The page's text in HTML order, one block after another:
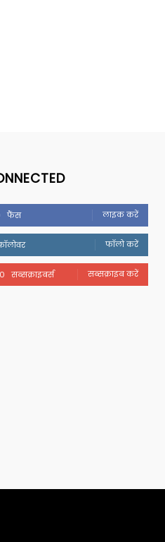
फैंस लाइक करें
फॉलो करें
सब्सक्राइबर्स सब्सक्राइब करें